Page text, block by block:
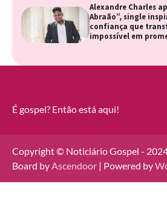
Alexandre Charles
Abraão”, single
confiança que
impossível em
É gospel? Então está aqui!
Copyright © Noticiário Gospel -
Board byAscendoor | Powered by